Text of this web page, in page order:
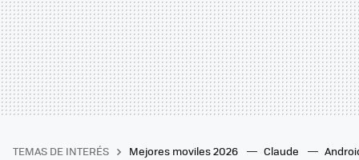
TEMAS DE INTERÉS Mejores moviles 2026 Claude